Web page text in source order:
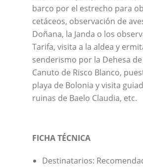
barco por el estrecho para
cetáceos, observación de
Doñana, la Janda o los
Tarifa, visita a la aldea y
senderismo por la Dehesa
Canuto de Risco Blanco,
playa de Bolonia y visita
ruinas de Baelo Claudia, etc.
FICHA TÉCNICA
Destinatarios: